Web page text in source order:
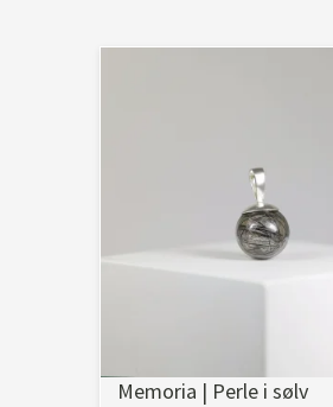
Memoria | Perle i sølv